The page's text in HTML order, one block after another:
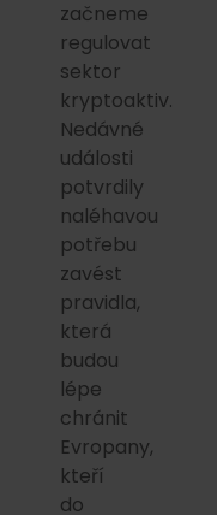
začneme
regulovat
sektor
kryptoaktiv.
Nedávné
události
potvrdily
naléhavou
potřebu
zavést
pravidla,
která
budou
lépe
chránit
Evropany,
kteří
do